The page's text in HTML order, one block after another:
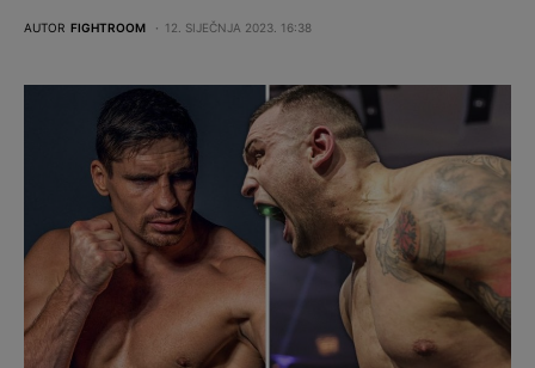
AUTOR FIGHTROOM 12. SIJEČNJA 2023. 16:38